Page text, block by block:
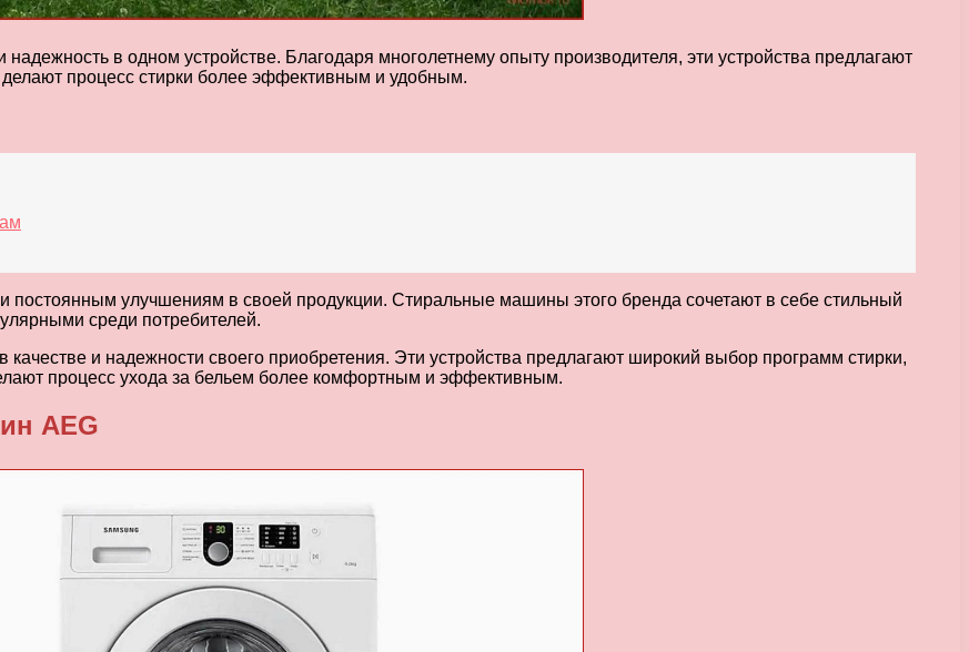
в одном устройстве. Благодаря многолетнему опыту производителя, эти устройства предлагают
процесс стирки более эффективным и удобным.
постоянным улучшениям в своей продукции. Стиральные машины этого бренда сочетают в себе стильный
среди потребителей.
и надежности своего приобретения. Эти устройства предлагают широкий выбор программ стирки,
процесс ухода за бельем более комфортным и эффективным.
AEG